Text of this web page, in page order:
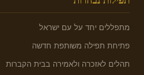
מתפללים יחד על עם ישראל
פתיחת תפילה משותפת חדשה
תהלים לאזכרה ולאמירה בבית הקברות